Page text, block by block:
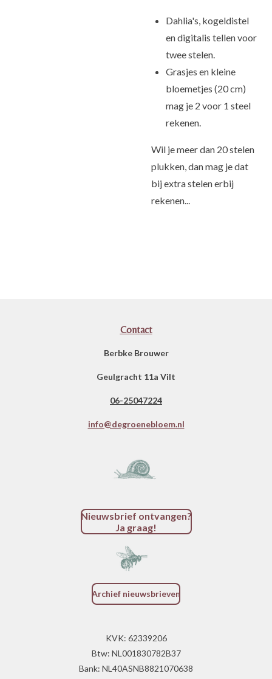
Dahlia's, kogeldistel
en digitalis tellen voor
twee stelen.
Grasjes en kleine
bloemetjes (20 cm)
mag je 2 voor 1 steel
rekenen.
Wil je meer dan 20 stelen
plukken, dan mag je dat
bij extra stelen erbij
rekenen...
Contact
Berbke Brouwer
Geulgracht 11a Vilt
06-25047224
info@degroenebloem.nl
Nieuwsbrief ontvangen?
Ja graag!
Archief nieuwsbrieven
KVK: 62339206
Btw: NL001830782B37
Bank: NL40ASNB8821070638